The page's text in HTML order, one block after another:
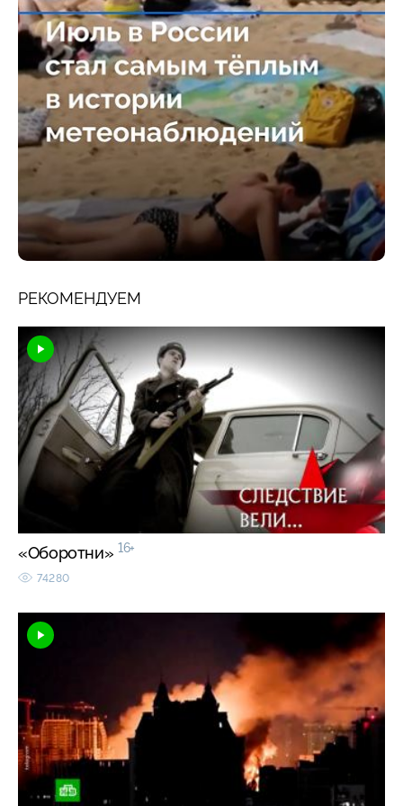
РЕКОМЕНДУЕМ
«Оборотни» 16+
74280